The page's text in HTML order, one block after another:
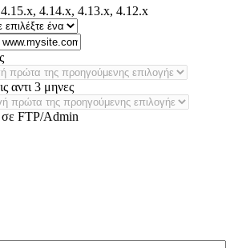
4.14.x, 4.13.x, 4.12.x
αντι 3 μηνες
σε FTP/Admin